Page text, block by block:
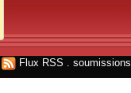
Flux RSS soumissions